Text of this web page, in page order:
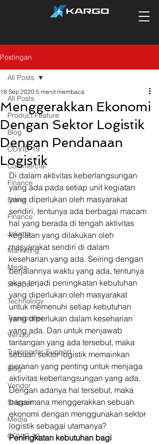
Postingan
All Posts
Product Feature
Blog
COVID-19
Commercial
Finance
Driver
Finance
Jakarta
Marketing
Media
Shipper
Technology
Transporter
Vendor
Transporter Support
Blog
Vendor
Shipper
Media
COVID-19
All Posts
Menggerakkan Ekonomi
Dengan Sektor Logistik
Dengan Pendanaan
Logistik
18 Sep 2020 5 menit membaca
Di dalam aktivitas keberlangsungan
yang ada pada setiap unit kegiatan
yang diperlukan oleh masyarakat
sendiri, tentunya ada berbagai macam
hal yang berada di tengah aktivitas
kegiatan yang dilakukan oleh
masyarakat sendiri di dalam
keseharian yang ada. Seiring dengan
berjalannya waktu yang ada, tentunya
akan terjadi peningkatan kebutuhan
yang diperlukan oleh masyarakat
untuk memenuhi setiap kebutuhan
yang diperlukan dalam keseharian
yang ada. Dan untuk menjawab
tantangan yang ada tersebut, maka
sebuah sektor logistik memainkan
peranan yang penting untuk menjaga
aktivitas keberlangsungan yang ada.
Dengan adanya hal tersebut, maka
bagaimana menggerakkan sebuah
ekonomi dengan menggunakan sektor
logistik sebagai utamanya?
Peningkatan kebutuhan bagi